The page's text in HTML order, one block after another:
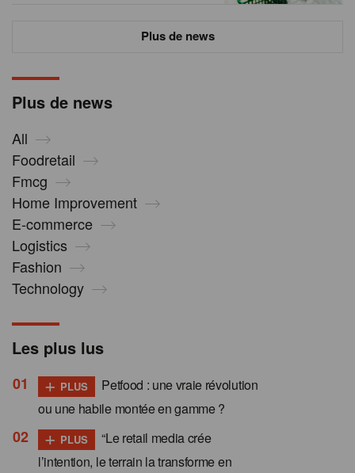
Plus de news
All
Foodretail
Fmcg
Home Improvement
E-commerce
Logistics
Fashion
Technology
Plus de news
Les plus lus
+ PLUS
Petfood : une vraie révolution
ou une habile montée en gamme ?
+ PLUS
“Le retail media crée
l’intention, le terrain la transforme en